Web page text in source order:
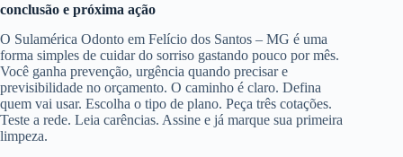
conclusão e próxima ação
O Sulamérica Odonto em Felício dos Santos – MG é uma
forma simples de cuidar do sorriso gastando pouco por mês.
Você ganha prevenção, urgência quando precisar e
previsibilidade no orçamento. O caminho é claro. Defina
quem vai usar. Escolha o tipo de plano. Peça três cotações.
Teste a rede. Leia carências. Assine e já marque sua primeira
limpeza.